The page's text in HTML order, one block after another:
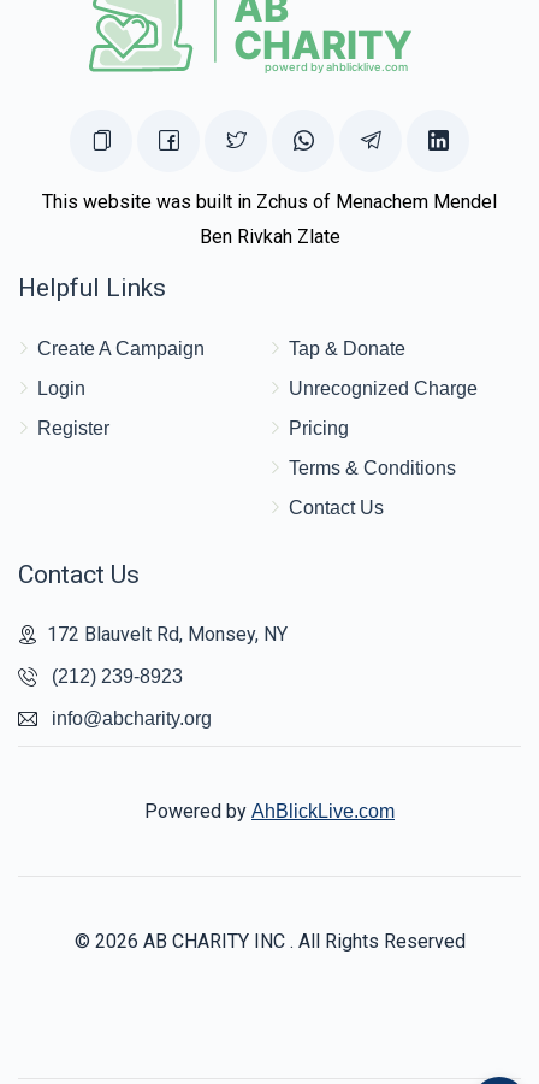
This website was built in Zchus of Menachem Mendel
Ben Rivkah Zlate
Helpful Links
Create A Campaign
Login
Register
Tap & Donate
Unrecognized Charge
Pricing
Terms & Conditions
Contact Us
Contact Us
172 Blauvelt Rd, Monsey, NY
(212) 239-8923
info@abcharity.org
Powered by AhBlickLive.com
© 2026 AB CHARITY INC . All Rights Reserved